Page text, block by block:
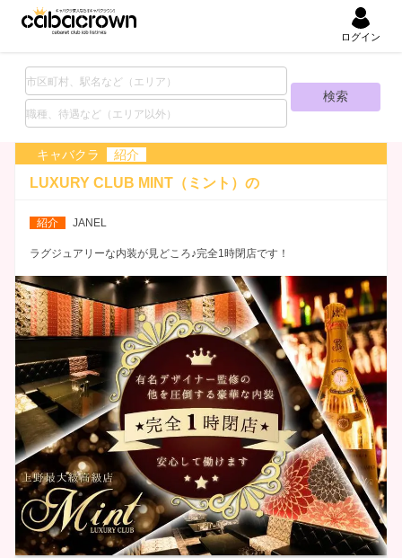
ログイン
キャバクラ 紹介
LUXURY CLUB MINT（ミント）の
ナイトワーク求人
紹介 JANEL
ラグジュアリーな内装が見どころ♪完全1時閉店です！